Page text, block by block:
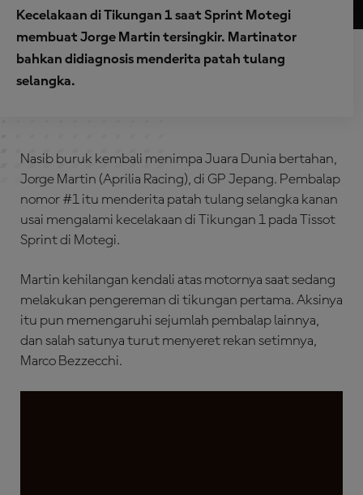
Kecelakaan di Tikungan 1 saat Sprint Motegi
membuat Jorge Martin tersingkir. Martinator
bahkan didiagnosis menderita patah tulang
selangka.
Nasib buruk kembali menimpa Juara Dunia bertahan,
Jorge Martin (Aprilia Racing), di GP Jepang. Pembalap
nomor #1 itu menderita patah tulang selangka kanan
usai mengalami kecelakaan di Tikungan 1 pada Tissot
Sprint di Motegi.
Martin kehilangan kendali atas motornya saat sedang
melakukan pengereman di tikungan pertama. Aksinya
itu pun memengaruhi sejumlah pembalap lainnya,
dan salah satunya turut menyeret rekan setimnya,
Marco Bezzecchi.